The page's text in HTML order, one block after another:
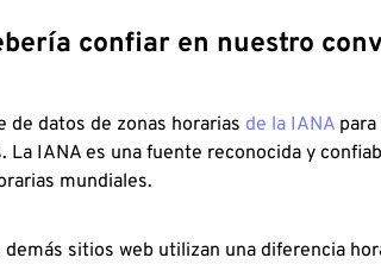
confiar en nuestro
de datos de zonas horarias de la IANA
La IANA es una fuente reconocida y
mundiales.
demás sitios web utilizan una diferencia